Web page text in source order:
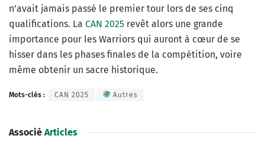
n’avait jamais passé le premier tour lors de ses cinq
qualifications. La CAN 2025 revêt alors une grande
importance pour les Warriors qui auront à cœur de se
hisser dans les phases finales de la compétition, voire
même obtenir un sacre historique.
Mots-clés : CAN 2025 Autres
Associé Articles